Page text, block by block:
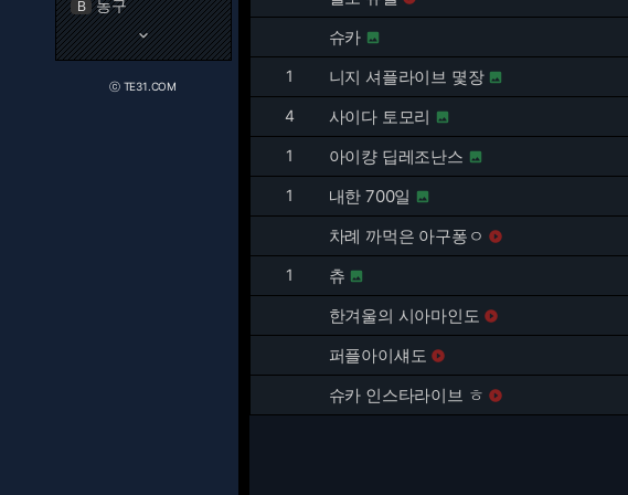
B 농구
keyboard_arrow_down
ⓒ TE31.COM
슈카 
1 니지 셔플라이브 몇장 
4 사이다 토모리 
1 아이컁 딥레조난스 
1 내한 700일 
차례 까먹은 아구퐁ㅇ 
1 츄 
한겨울의 시아마인도 
퍼플아이섀도 
슈카 인스타라이브 ㅎ 